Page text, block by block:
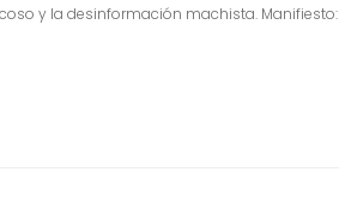
y la desinformación machista. Manifiesto: